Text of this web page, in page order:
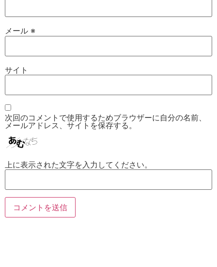
メール ※
サイト
次回のコメントで使用するためブラウザーに自分の名前、
メールアドレス、サイトを保存する。
上に表示された文字を入力してください。